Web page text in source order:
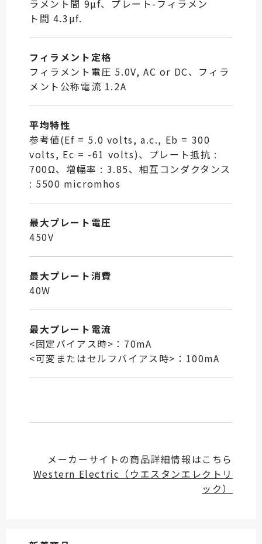
ラメント間 9µf、プレート-フィラメン
ト間 4.3µf.
フィラメント定格
フィラメント電圧 5.0V, AC or DC、フィラ
メント公称電流 1.2A
平均特性
参考値(Ef = 5.0 volts, a.c., Eb = 300
volts, Ec = -61 volts)、プレート抵抗 :
700Ω、増幅率 : 3.85、相互コンダクタンス
: 5500 micromhos
最大プレート電圧
450V
最大プレート消費
40W
最大プレート電流
<固定バイアス時>：70mA
<可変またはセルフバイアス時>：100mA
メーカーサイトの商品詳細情報はこちら
Western Electric（ウエスタンエレクトリ
ック）